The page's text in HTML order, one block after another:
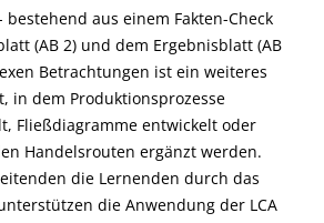
aus einem Fakten-Check
(AB 2) und dem Ergebnisblatt (AB
Betrachtungen ist ein weiteres
in dem Produktionsprozesse
Fließdiagramme entwickelt oder
Handelsrouten ergänzt werden.
die Lernenden durch das
die Anwendung der LCA